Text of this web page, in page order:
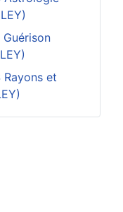
Guérison
Rayons et